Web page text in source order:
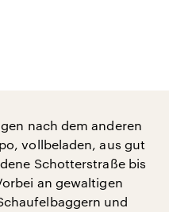
nach dem anderen
vollbeladen, aus gut
Schotterstraße bis
an gewaltigen
und